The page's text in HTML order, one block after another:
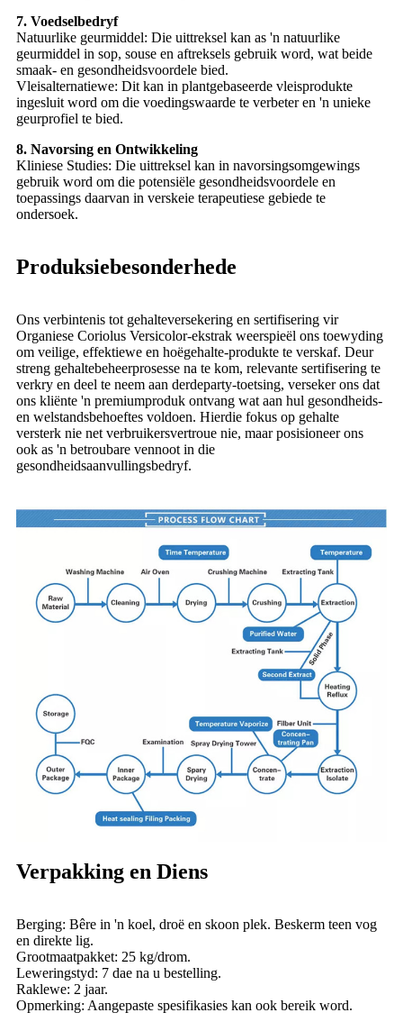
7. Voedselbedryf
Natuurlike geurmiddel: Die uittreksel kan as 'n natuurlike
geurmiddel in sop, souse en aftreksels gebruik word, wat beide
smaak- en gesondheidsvoordele bied.
Vleisalternatiewe: Dit kan in plantgebaseerde vleisprodukte
ingesluit word om die voedingswaarde te verbeter en 'n unieke
geurprofiel te bied.
8. Navorsing en Ontwikkeling
Kliniese Studies: Die uittreksel kan in navorsingsomgewings
gebruik word om die potensiële gesondheidsvoordele en
toepassings daarvan in verskeie terapeutiese gebiede te
ondersoek.
Produksiebesonderhede
Ons verbintenis tot gehalteversekering en sertifisering vir
Organiese Coriolus Versicolor-ekstrak weerspieël ons toewyding
om veilige, effektiewe en hoëgehalte-produkte te verskaf. Deur
streng gehaltebeheerprosesse na te kom, relevante sertifisering te
verkry en deel te neem aan derdeparty-toetsing, verseker ons dat
ons kliënte 'n premiumproduk ontvang wat aan hul gesondheids-
en welstandsbehoeftes voldoen. Hierdie fokus op gehalte
versterk nie net verbruikersvertroue nie, maar posisioneer ons
ook as 'n betroubare vennoot in die
gesondheidsaanvullingsbedryf.
Verpakking en Diens
Berging: Bêre in 'n koel, droë en skoon plek. Beskerm teen vog
en direkte lig.
Grootmaatpakket: 25 kg/drom.
Leweringstyd: 7 dae na u bestelling.
Raklewe: 2 jaar.
Opmerking: Aangepaste spesifikasies kan ook bereik word.